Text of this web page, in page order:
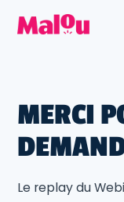
MERCI
Le replay du